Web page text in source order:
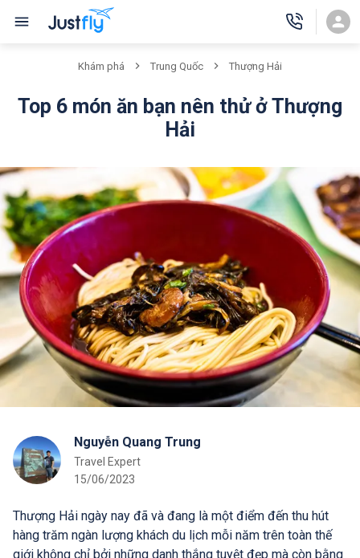
Khám phá Trung Quốc Thượng Hải
Top 6 món ăn bạn nên thử ở Thượng
Hải
Nguyễn Quang Trung
Travel Expert
15/06/2023
Thượng Hải ngày nay đã và đang là một điểm đến thu hút
hàng trăm ngàn lượng khách du lịch mỗi năm trên toàn thế
giới không chỉ bởi những danh thắng tuyệt đẹp mà còn bằng